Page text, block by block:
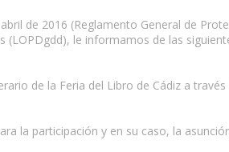
de 2016 (Reglamento General de
le informamos de las
de la Feria del Libro de Cádiz a
la participación y en su caso, la